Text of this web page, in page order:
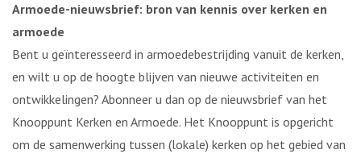
Armoede-nieuwsbrief: bron van kennis over kerken en
armoede
Bent u geïnteresseerd in armoedebestrijding vanuit de kerken,
en wilt u op de hoogte blijven van nieuwe activiteiten en
ontwikkelingen? Abonneer u dan op de nieuwsbrief van het
Knooppunt Kerken en Armoede. Het Knooppunt is opgericht
om de samenwerking tussen (lokale) kerken op het gebied van